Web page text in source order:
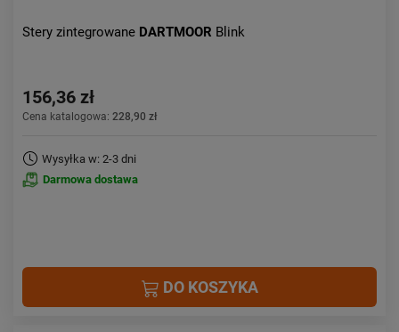
Stery zintegrowane DARTMOOR Blink
156,36 zł
Cena katalogowa: 228,90 zł
Wysyłka w: 2-3 dni
Darmowa dostawa
DO KOSZYKA